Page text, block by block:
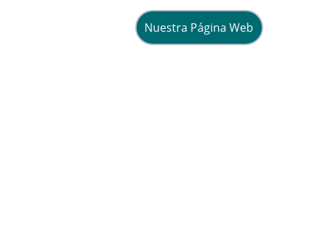
Nuestra Página Web